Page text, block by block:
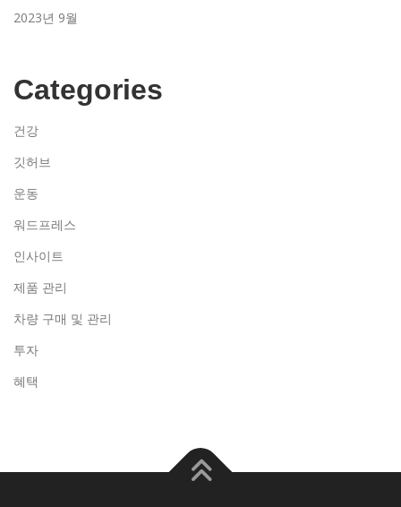
2023년 9월
Categories
건강
깃허브
운동
워드프레스
인사이트
제품 관리
차량 구매 및 관리
투자
혜택